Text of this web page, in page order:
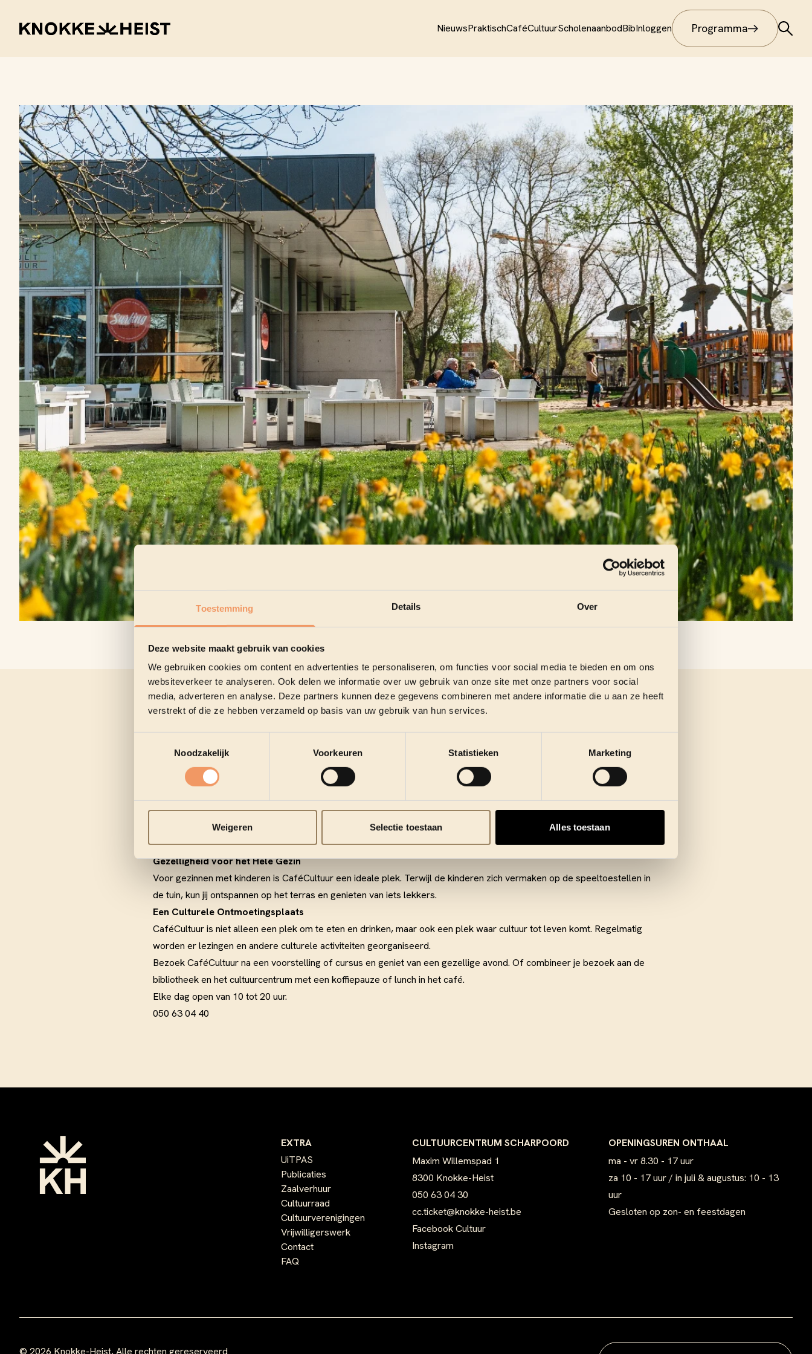
Toestemming Details Over
Deze website maakt gebruik van cookies
We gebruiken cookies om content en advertenties te personaliseren, om functies voor social media te bieden en om ons
websiteverkeer te analyseren. Ook delen we informatie over uw gebruik van onze site met onze partners voor social
media, adverteren en analyse. Deze partners kunnen deze gegevens combineren met andere informatie die u aan ze heeft
verstrekt of die ze hebben verzameld op basis van uw gebruik van hun services.
Noodzakelijk
Voorkeuren Statistieken Marketing
Weigeren Selectie toestaan Alles toestaan
NieuwsPraktischCaféCultuurScholenaanbodBibInloggen
Programma
Programma
Direct naast Cultuurcentrum Scharpoord ligtCaféCultuur,
een luchtige Taverne – Restaurant met een groot terras, te
midden van een oase van groen. Met zijn moderne uitstraling en zon van 's morgens tot 's avonds is dit de perfecte plek
Van maandag tot en met zaterdag kan je 's middags genieten van een lekkere dagschotel. Een weekendmenu kan je
nemen op vrijdag- en zaterdagavond en op zondagmiddag. Dagelijks kan je kiezen uit een uitgebreide selectie snacks van
de kaart. Specialiteiten: versgebakken wafels, pannenkoeken en appeltaartjes.
Gezelligheid voor het Hele Gezin
Voor gezinnen met kinderen is CaféCultuur een ideale plek. Terwijl de kinderen zich vermaken op de speeltoestellen in
de tuin, kun jij ontspannen op het terras en genieten van iets lekkers.
Een Culturele Ontmoetingsplaats
CaféCultuur is niet alleen een plek om te eten en drinken, maar ook een plek waar cultuur tot leven komt. Regelmatig
worden er lezingen en andere culturele activiteiten georganiseerd.
Bezoek CaféCultuur na een voorstelling of cursus en geniet van een gezellige avond. Of combineer je bezoek aan de
bibliotheek en het cultuurcentrum met een koffiepauze of lunch in het café.
Elke dag open van 10 tot 20 uur.
050 63 04 40
OPENINGSUREN ONTHAAL
ma - vr 8.30 - 17 uur
za 10 - 17 uur / in juli & augustus: 10 - 13
uur
Gesloten op zon- en feestdagen
CULTUURCENTRUM SCHARPOORD
Maxim Willemspad 1
8300 Knokke-Heist
050 63 04 30
cc.ticket@knokke-heist.be
Facebook Cultuur
Instagram
EXTRA
UiTPAS
Publicaties
Zaalverhuur
Cultuurraad
Cultuurverenigingen
Vrijwilligerswerk
Contact
FAQ
© 2026 Knokke-Heist, Alle rechten gereserveerd